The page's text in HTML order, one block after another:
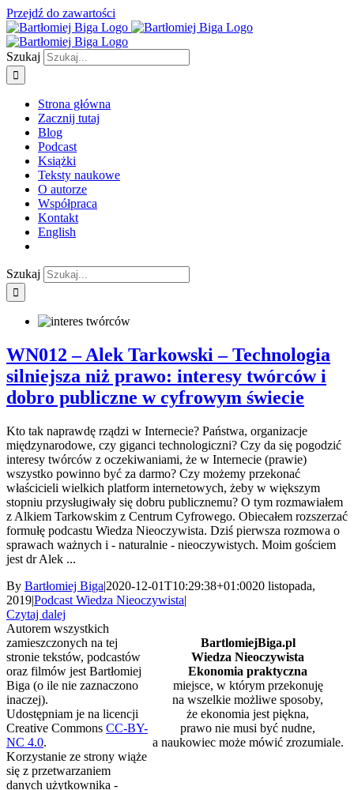
Przejdź do zawartości
Szukaj
Strona główna
Zacznij tutaj
Blog
Podcast
Książki
Teksty naukowe
O autorze
Współpraca
Kontakt
English
Szukaj
WN012 – Alek Tarkowski – Technologia
silniejsza niż prawo: interesy twórców i
dobro publiczne w cyfrowym świecie
Kto tak naprawdę rządzi w Internecie? Państwa, organizacje
międzynarodowe, czy giganci technologiczni? Czy da się pogodzić
interesy twórców z oczekiwaniami, że w Internecie (prawie)
wszystko powinno być za darmo? Czy możemy przekonać
właścicieli wielkich platform internetowych, żeby w większym
stopniu przysługiwały się dobru publicznemu? O tym rozmawiałem
z Alkiem Tarkowskim z Centrum Cyfrowego. Obiecałem rozszerzać
formułę podcastu Wiedza Nieoczywista. Dziś pierwsza rozmowa o
sprawach ważnych i - naturalnie - nieoczywistych. Moim gościem
jest dr Alek ...
By Bartłomiej Biga|2020-12-01T10:29:38+01:0020 listopada,
2019|Podcast Wiedza Nieoczywista|
Czytaj dalej
BartlomiejBiga.pl
Wiedza Nieoczywista
Ekonomia praktyczna
miejsce, w którym przekonuję
na wszelkie możliwe sposoby,
że ekonomia jest piękna,
prawo nie musi być nudne,
a naukowiec może mówić zrozumiale.
Autorem wszystkich
zamieszczonych na tej
stronie tekstów, podcastów
oraz filmów jest Bartłomiej
Biga (o ile nie zaznaczono
inaczej).
Udostępniam je na licencji
Creative Commons CC-BY-
NC 4.0.
Korzystanie ze strony wiąże
się z przetwarzaniem
danych użytkownika -